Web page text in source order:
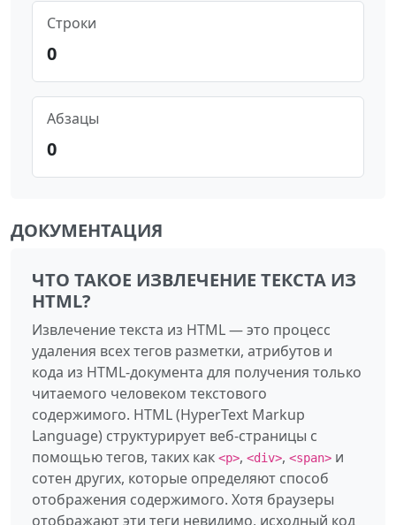
Строки
0
Абзацы
0
ДОКУМЕНТАЦИЯ
ЧТО ТАКОЕ ИЗВЛЕЧЕНИЕ ТЕКСТА ИЗ
HTML?
Извлечение текста из HTML — это процесс
удаления всех тегов разметки, атрибутов и
кода из HTML-документа для получения только
читаемого человеком текстового
содержимого. HTML (HyperText Markup
Language) структурирует веб-страницы с
помощью тегов, таких как <p>, <div>, <span> и
сотен других, которые определяют способ
отображения содержимого. Хотя браузеры
отображают эти теги невидимо, исходный код